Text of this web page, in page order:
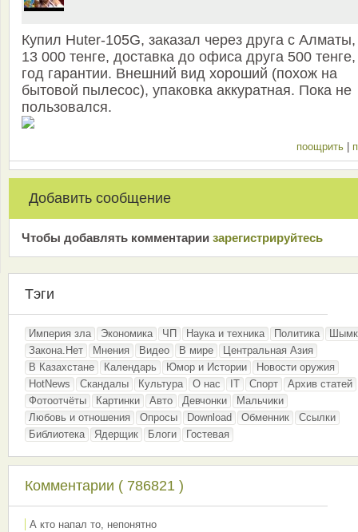
Купил Huter-105G, заказал через друга с Алматы,
13 000 тенге, доставка до офиса друга 500
год гарантии. Внешний вид хороший (похож на
бытовой пылесос), упаковка аккуратная. Пока не
пользовался.
поощрить
Добавить сообщение
Чтобы добавлять комментарии зарeгиcтрирyйтeсь
Тэги
Империя зла Экономика ЧП Наука и техника Политика
Закона.Нет
Мнения Видео В мире
Центральная Азия
В Казахстане
Календарь Юмор и Истории
Новости оружия
HotNews
Скандалы Культура О нас IT Спорт
Архив статей
Фотоотчёты
Картинки Авто Девчонки
Мальчики
Любовь и отношения
Опросы Download Обменник
Ссылки
Библиотека
Ядерщик Блоги Гостевая
Комментарии ( 786821 )
А кто напал то, непонятно